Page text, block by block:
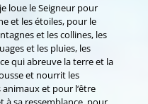
loue le Seigneur pour
et les étoiles, pour le
et les collines, les
et les pluies, les
qui abreuve la terre et la
et nourrit les
et pour l‘être